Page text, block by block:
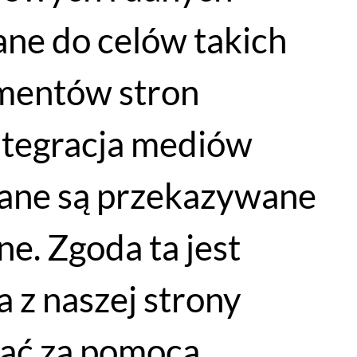
Infolinia 536 406 462
Reklamacje
Serwis 505 700 393
Bikefitting 451 159 109
do celów takich
stron
mediów
są przekazywane
Zgoda ta jest
z naszej strony